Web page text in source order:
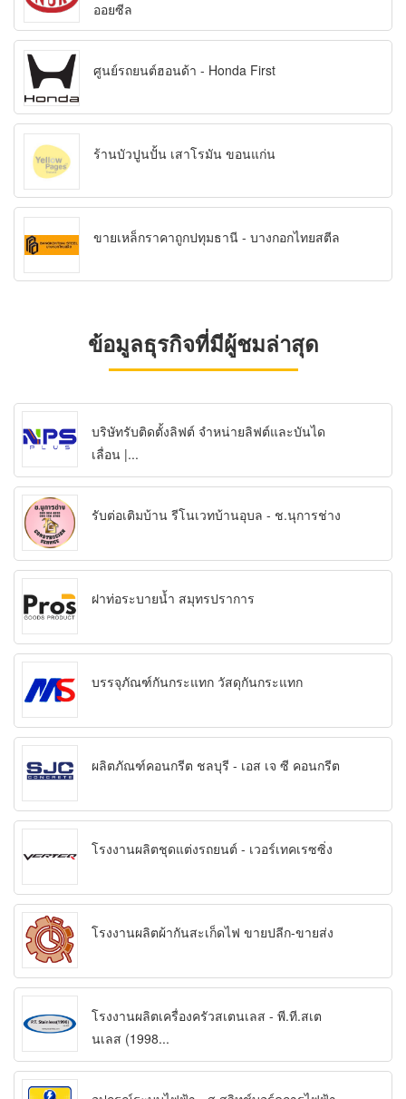
ออยซีล
ศูนย์รถยนต์ฮอนด้า - Honda First
ร้านบัวปูนปั้น เสาโรมัน ขอนแก่น
ขายเหล็กราคาถูกปทุมธานี - บางกอกไทยสตีล
ข้อมูลธุรกิจที่มีผู้ชมล่าสุด
บริษัทรับติดตั้งลิฟต์ จำหน่ายลิฟต์และบันได
เลื่อน |...
รับต่อเติมบ้าน รีโนเวทบ้านอุบล - ช.นุการช่าง
ฝาท่อระบายน้ำ สมุทรปราการ
บรรจุภัณฑ์กันกระแทก วัสดุกันกระแทก
ผลิตภัณฑ์คอนกรีต ชลบุรี - เอส เจ ซี คอนกรีต
โรงงานผลิตชุดแต่งรถยนต์ - เวอร์เทคเรซซิ่ง
โรงงานผลิตผ้ากันสะเก็ดไฟ ขายปลีก-ขายส่ง
โรงงานผลิตเครื่องครัวสเตนเลส - พี.ที.สเต
นเลส (1998...